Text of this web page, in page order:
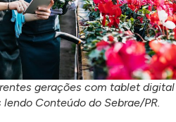
gerações com tablet digital
Conteúdo do Sebrae/PR.